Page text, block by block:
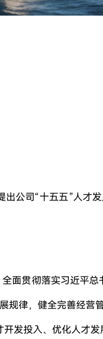
公司“十五五”人才
面贯彻落实习近平
规律，健全完善经营
发投入、优化人才发